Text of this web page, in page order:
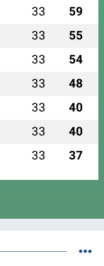
33 59
33 55
33 54
33 48
33 40
33 40
33 37